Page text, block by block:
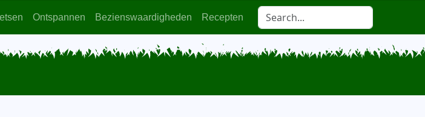
Ontspannen Bezienswaardigheden Recepten